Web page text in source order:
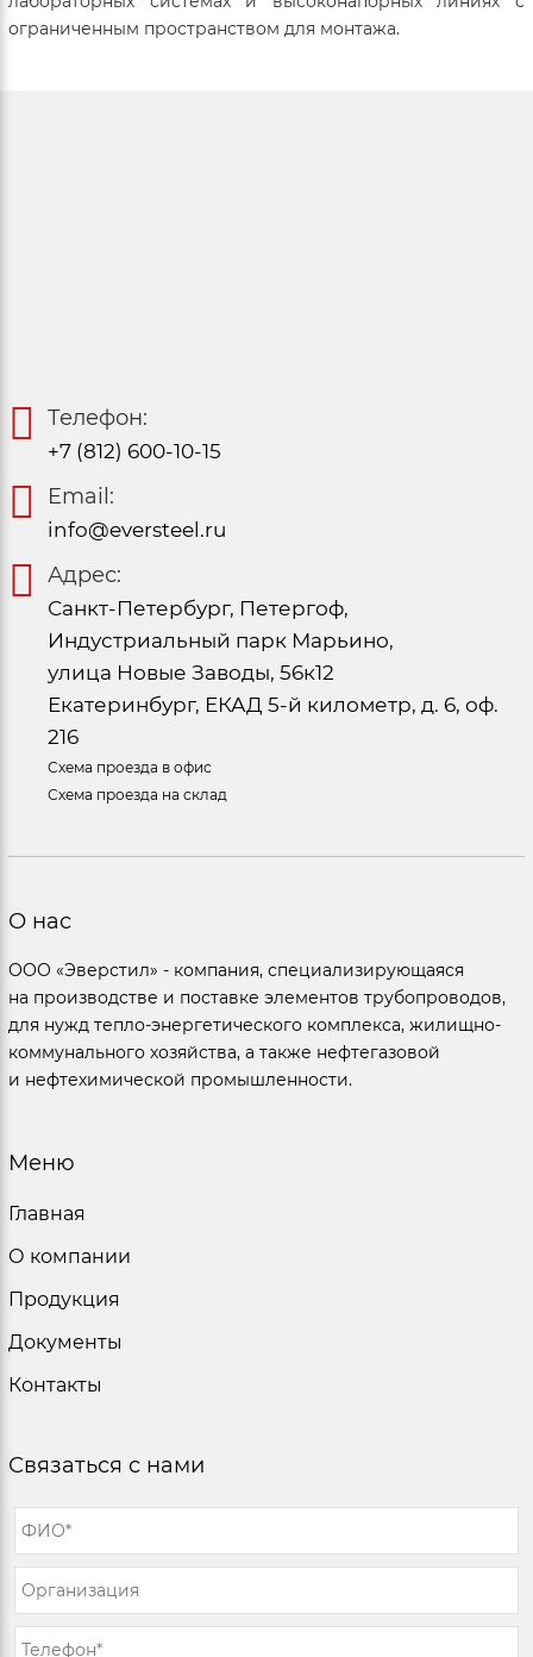
ограниченным пространством для монтажа.
Телефон:
+7 (812) 600-10-15
Email:
info@eversteel.ru
Адрес:
Санкт-Петербург, Петергоф,
Индустриальный парк Марьино,
улица Новые Заводы, 56к12
Екатеринбург, ЕКАД 5-й километр, д. 6, оф.
216
Схема проезда в офис
Схема проезда на склад
О нас
ООО «Эверстил» - компания, специализирующаяся
на производстве и поставке элементов трубопроводов,
для нужд тепло-энергетического комплекса, жилищно-
коммунального хозяйства, а также нефтегазовой
и нефтехимической промышленности.
Меню
Главная
О компании
Продукция
Документы
Контакты
Связаться с нами